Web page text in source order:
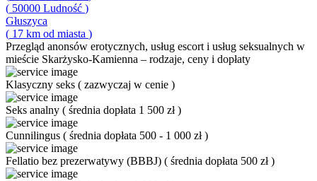
( 50000 Ludność )
Głuszyca
( 17 km od miasta )
Przegląd anonsów erotycznych, usług escort i usług seksualnych w
mieście Skarżysko-Kamienna – rodzaje, ceny i dopłaty
Klasyczny seks ( zazwyczaj w cenie )
Seks analny ( średnia dopłata 1 500 zł)
Cunnilingus ( średnia dopłata 500 - 1 000 zł)
Fellatio bez prezerwatywy (BBBJ) ( średnia dopłata 500 zł)